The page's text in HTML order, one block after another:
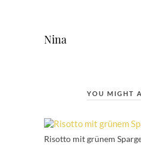
Nina
YOU MIGHT
Risotto mit grünem